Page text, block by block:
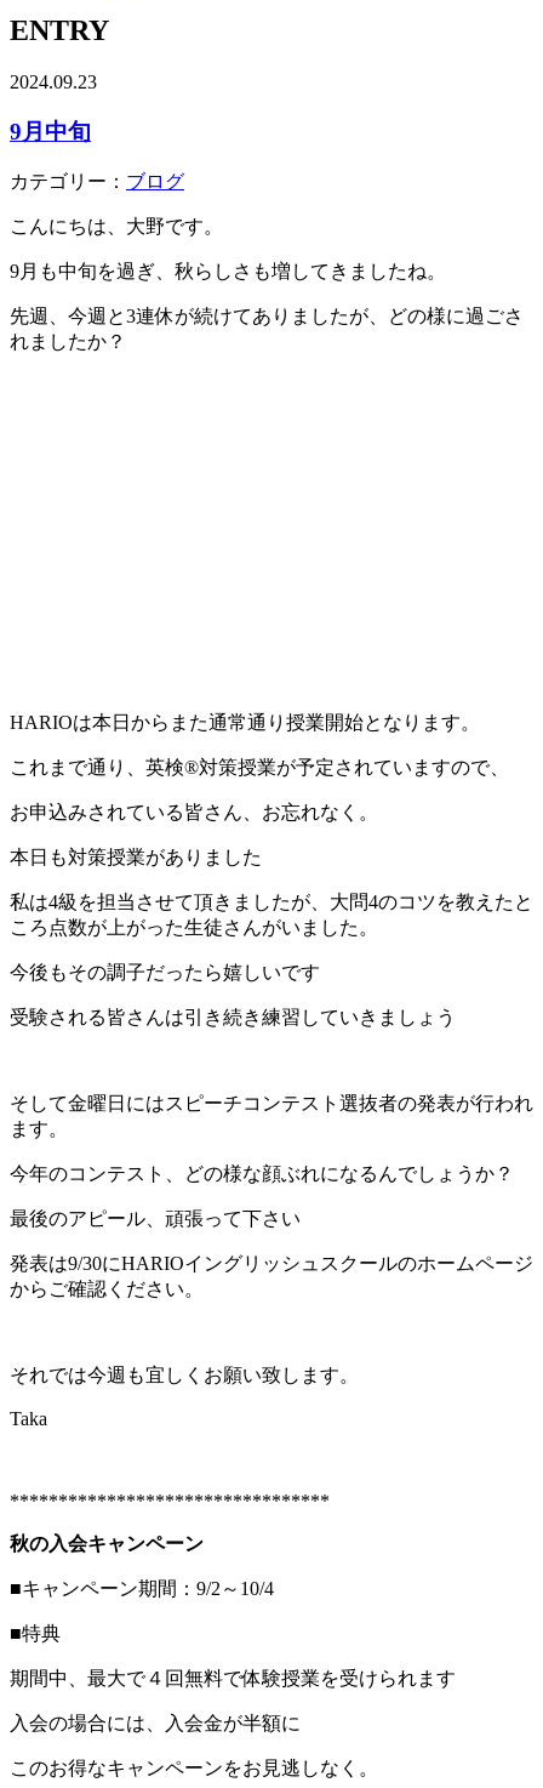
ENTRY
2024.09.23
9月中旬
カテゴリー： ブログ
こんにちは、大野です。
9月も中旬を過ぎ、秋らしさも増してきましたね。
先週、今週と3連休が続けてありましたが、どの様に過ごさ
れましたか？
HARIOは本日からまた通常通り授業開始となります。
これまで通り、英検®対策授業が予定されていますので、
お申込みされている皆さん、お忘れなく。
本日も対策授業がありました
私は4級を担当させて頂きましたが、大問4のコツを教えたと
ころ点数が上がった生徒さんがいました。
今後もその調子だったら嬉しいです
受験される皆さんは引き続き練習していきましょう
そして金曜日にはスピーチコンテスト選抜者の発表が行われ
ます。
今年のコンテスト、どの様な顔ぶれになるんでしょうか？
最後のアピール、頑張って下さい
発表は9/30にHARIOイングリッシュスクールのホームページ
からご確認ください。
それでは今週も宜しくお願い致します。
Taka
*********************************
秋の入会キャンペーン
■キャンペーン期間：9/2～10/4
■特典
期間中、最大で４回無料で体験授業を受けられます
入会の場合には、入会金が半額に
このお得なキャンペーンをお見逃しなく。